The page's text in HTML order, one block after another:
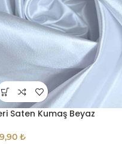
Saten Kumaş Beyaz
₺